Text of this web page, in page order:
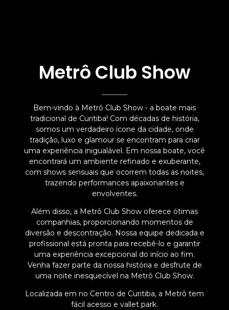
Metrô Club Show
Bem-vindo à Metrô Club Show - a boate mais
tradicional de Curitiba! Com décadas de história,
somos um verdadeiro ícone da cidade, onde
tradição, luxo e glamour se encontram para criar
uma experiência inigualável. Em nossa boate, você
encontrará um ambiente refinado e exuberante,
com shows sensuais que ocorrem todas as noites,
trazendo performances apaixonantes e
envolventes.
Além disso, a Metrô Club Show oferece ótimas
companhias, proporcionando momentos de
diversão e descontração. Nossa equipe dedicada e
profissional está pronta para recebê-lo e garantir
uma experiência excepcional do início ao fim.
Venha fazer parte da nossa história e desfrute de
uma noite inesquecível na Metrô Club Show.
Localizada em no Centro de Curitiba, a Metrô tem
fácil acesso e vallet park.